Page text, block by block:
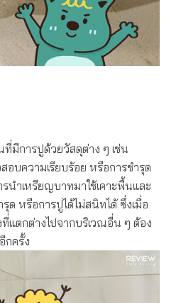
มีการปูด้วยวัสดุต่าง ๆ เช่น
สอบความเรียบร้อย หรือการชำรุด
นำเหรียญบาทมาใช้เคาะพื้นและ
ด หรือการปูได้ไม่สนิทได้ ซึ่งเมื่อ
ที่แตกต่างไปจากบริเวณอื่น ๆ ต้อง
กครั้ง